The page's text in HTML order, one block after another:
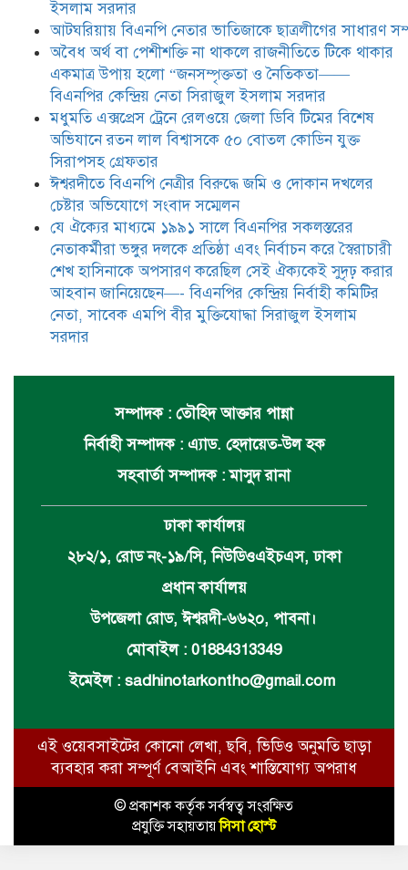
দলকে প্রতিষ্ঠা এবং নির্বাচন করে
স্বৈরাচারী শেখ হাসিনাকে অপসারণ
করেছিল সেই ঐক্যকেই সুদৃঢ় করার
আহবান জানিয়েছেন—- বিএনপির কেন্দ্রিয় নির্বাহী কমিটির নেতা,
সাবেক এমপি বীর মুক্তিযোদ্ধা সিরাজুল ইসলাম সরদার
ইসলাম সরদার
আটঘরিয়ায় বিএনপি নেতার ভাতিজাকে ছাত্রলীগের সাধারণ
​​অবৈধ অর্থ বা পেশীশক্তি না থাকলে রাজনীতিতে টিকে থাকার
একমাত্র উপায় হলো “জনসম্পৃক্ততা ও নৈতিকতা——
বিএনপির কেন্দ্রিয় নেতা সিরাজুল ইসলাম সরদার
মধুমতি এক্সপ্রেস ট্রেনে রেলওয়ে জেলা ডিবি টিমের বিশেষ
অভিযানে রতন লাল বিশ্বাসকে ৫০ বোতল কোডিন যুক্ত
সিরাপসহ গ্রেফতার
ঈশ্বরদীতে বিএনপি নেত্রীর বিরুদ্ধে জমি ও দোকান দখলের
চেষ্টার অভিযোগে সংবাদ সম্মেলন
যে ঐক্যের মাধ্যমে ১৯৯১ সালে বিএনপির সকলস্তরের
নেতাকর্মীরা ভঙ্গুর দলকে প্রতিষ্ঠা এবং নির্বাচন করে স্বৈরাচারী
শেখ হাসিনাকে অপসারণ করেছিল সেই ঐক্যকেই সুদৃঢ় করার
আহবান জানিয়েছেন—- বিএনপির কেন্দ্রিয় নির্বাহী কমিটির
নেতা, সাবেক এমপি বীর মুক্তিযোদ্ধা সিরাজুল ইসলাম
সরদার
সম্পাদক : তৌহিদ আক্তার পান্না
নির্বাহী সম্পাদক : এ্যাড. হেদায়েত-উল হক
সহবার্তা সম্পাদক : মাসুদ রানা
ঢাকা কার্যালয়
২৮২/১, রোড নং-১৯/সি, নিউডিওএইচএস, ঢাকা
প্রধান কার্যালয়
উপজেলা রোড, ঈশ্বরদী-৬৬২০, পাবনা।
মোবাইল : 01884313349
ইমেইল : sadhinotarkontho@gmail.com
এই ওয়েবসাইটের কোনো লেখা, ছবি, ভিডিও অনুমতি ছাড়া
ব্যবহার করা সম্পূর্ণ বেআইনি এবং শাস্তিযোগ্য অপরাধ
© প্রকাশক কর্তৃক সর্বস্বত্ব সংরক্ষিত
প্রযুক্তি সহায়তায়সিসা হোস্ট